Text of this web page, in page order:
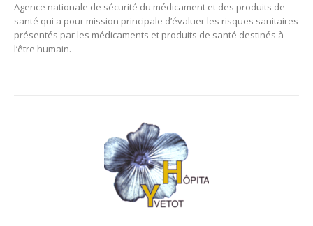
Agence nationale de sécurité du médicament et des produits de
santé qui a pour mission principale d’évaluer les risques sanitaires
présentés par les médicaments et produits de santé destinés à
l’être humain.